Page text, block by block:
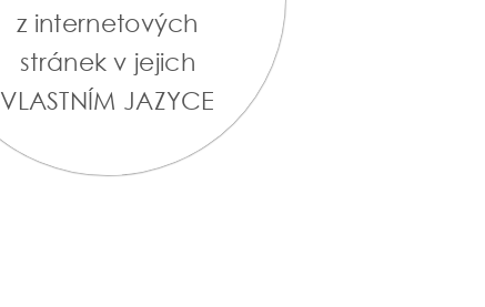
z internetových
stránek v jejich
VLASTNÍM JAZYCE